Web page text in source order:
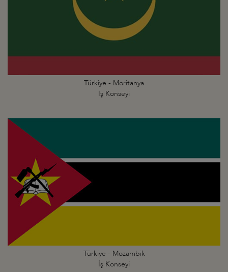
Türkiye - Moritanya
İş Konseyi
Türkiye - Mozambik
İş Konseyi